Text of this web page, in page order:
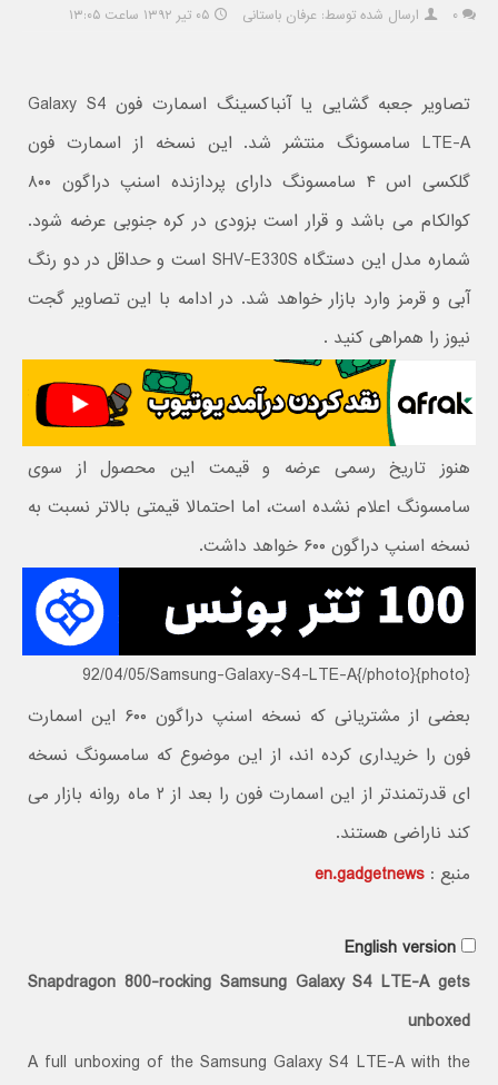
۰ ارسال شده توسط: عرفان باستانی ۰۵ تیر ۱۳۹۲ ساعت ۱۳:۰۵
تصاویر جعبه گشایی یا آنباکسینگ اسمارت فون Galaxy S4
LTE-A سامسونگ منتشر شد. این نسخه از اسمارت فون
گلکسی اس ۴ سامسونگ دارای پردازنده اسنپ دراگون ۸۰۰
کوالکام می باشد و قرار است بزودی در کره جنوبی عرضه شود.
شماره مدل این دستگاه SHV-E330S است و حداقل در دو رنگ
آبی و قرمز وارد بازار خواهد شد. در ادامه با این تصاویر گجت
نیوز را همراهی کنید .
هنوز تاریخ رسمی عرضه و قیمت این محصول از سوی
سامسونگ اعلام نشده است، اما احتمالا قیمتی بالاتر نسبت به
نسخه اسنپ دراگون ۶۰۰ خواهد داشت.
{photo}92/04/05/Samsung-Galaxy-S4-LTE-A{/photo}
بعضی از مشتریانی که نسخه اسنپ دراگون ۶۰۰ این اسمارت
فون را خریداری کرده اند، از این موضوع که سامسونگ نسخه
ای قدرتمندتر از این اسمارت فون را بعد از ۲ ماه روانه بازار می
کند ناراضی هستند.
منبع :en.gadgetnews
English version
Snapdragon 800-rocking Samsung Galaxy S4 LTE-A gets
unboxed
A full unboxing of the Samsung Galaxy S4 LTE-A with the